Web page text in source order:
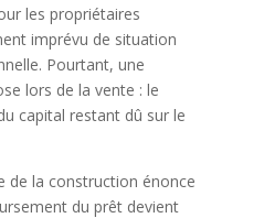
les propriétaires
imprévu de situation
Pourtant, une
lors de la vente : le
capital restant dû sur le
de la construction énonce
du prêt devient